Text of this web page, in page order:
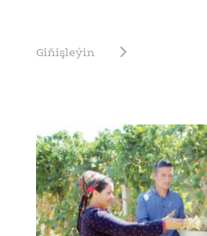
Giňişleýin